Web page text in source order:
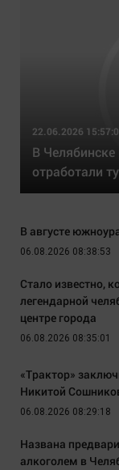
22.06.2026
В
отработали
В августе
06.08.2026 08:38:53
Стало известно,
легендарной
центре города
06.08.2026 08:35:01
«Трактор»
Никитой
06.08.2026 08:29:18
Названа
алкоголем в